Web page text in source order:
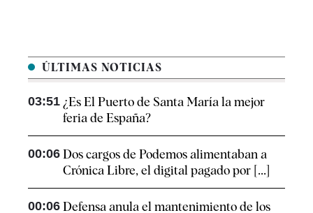
ÚLTIMAS NOTICIAS
03:51 ¿Es El Puerto de Santa María la mejor
feria de España?
00:06 Dos cargos de Podemos alimentaban a
Crónica Libre, el digital pagado por [...]
00:06 Defensa anula el mantenimiento de los